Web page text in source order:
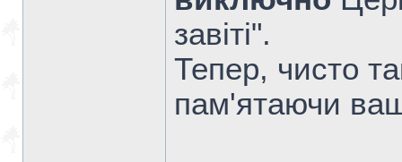
завіті".
Тепер, чисто
пам'ятаючи